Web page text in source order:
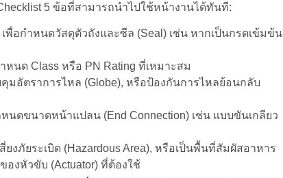
5 ข้อที่สามารถนำไปใช้หน้างานได้ทันที:
พื่อกำหนดวัสดุตัวถังและซีล (Seal) เช่น หากเป็นกรดเข้มข้น
หนด Class หรือ PN Rating ที่เหมาะสม
มอัตราการไหล (Globe), หรือป้องกันการไหลย้อนกลับ
หนดขนาดหน้าแปลน (End Connection) เช่น แบบขันเกลียว
ยงภัยระเบิด (Hazardous Area), หรือเป็นพื้นที่สัมผัสอาหาร
องหัวขับ (Actuator) ที่ต้องใช้